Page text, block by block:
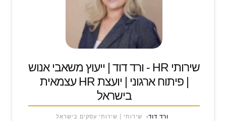
שירותי HR - ורד דוד | ייעוץ משאבי אנוש
| פיתוח ארגוני | יועצת HR עצמאית
בישראל
ורד דוד שירותי | שירותי עסקים בישראל